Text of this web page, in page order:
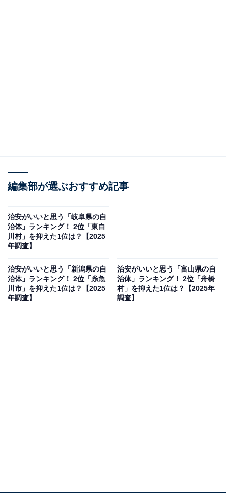
編集部が選ぶおすすめ記事
治安がいいと思う「岐阜県の自
治体」ランキング！ 2位「東白
川村」を抑えた1位は？【2025
年調査】
治安がいいと思う「新潟県の自
治体」ランキング！ 2位「糸魚
川市」を抑えた1位は？【2025
年調査】
治安がいいと思う「富山県の自
治体」ランキング！ 2位「舟橋
村」を抑えた1位は？【2025年
調査】